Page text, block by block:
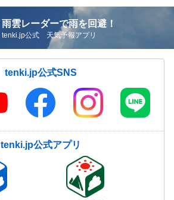
雨雲レーダーで雨を回避！
tenki.jp公式 天気予報アプリ
tenki.jp公式SNS
tenki.jp公式アプリ